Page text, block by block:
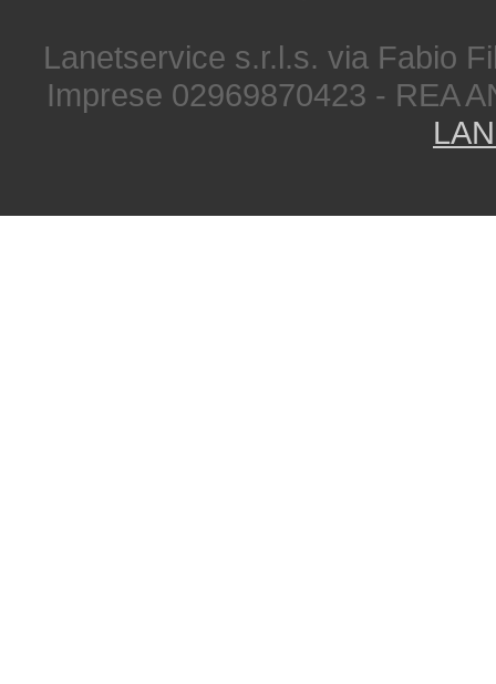
Lanetservice s.r.l.s. via Fabio
Imprese 02969870423 - REA